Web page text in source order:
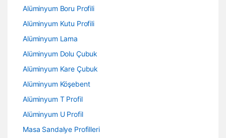
Alüminyum Boru Profili
Alüminyum Kutu Profili
Alüminyum Lama
Alüminyum Dolu Çubuk
Alüminyum Kare Çubuk
Alüminyum Köşebent
Alüminyum T Profil
Alüminyum U Profil
Masa Sandalye Profilleri